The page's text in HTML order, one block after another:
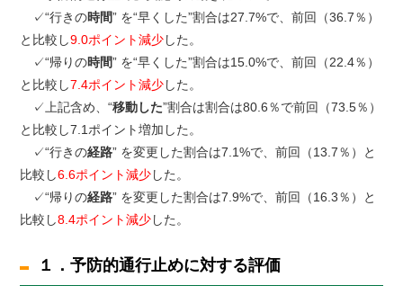
✓“行きの時間” を“早くした”割合は27.7%で、前回（36.7％）
と比較し9.0ポイント減少した。
✓“帰りの時間” を“早くした”割合は15.0%で、前回（22.4％）
と比較し7.4ポイント減少した。
✓上記含め、“移動した”割合は割合は80.6％で前回（73.5％）
と比較し7.1ポイント増加した。
✓“行きの経路” を変更した割合は7.1%で、前回（13.7％）と
比較し6.6ポイント減少した。
✓“帰りの経路” を変更した割合は7.9%で、前回（16.3％）と
比較し8.4ポイント減少した。
１．予防的通行止めに対する評価